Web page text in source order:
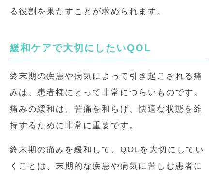
る役割を果たすことが求められます。
緩和ケアで大切にしたいQOL
終末期の疾患や病気によって引き起こされる痛
みは、患者様にとって非常につらいものです。
痛みの緩和は、苦痛を和らげ、快適な状態を維
持するために非常に重要です。
終末期の痛みを緩和して、QOLを大切にしてい
くことは、末期的な疾患や病気に苦しむ患者に